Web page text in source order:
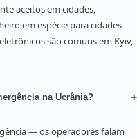
aceitos em cidades,
em espécie para cidades
são comuns em Kyiv,
na Ucrânia? +
— os operadores falam